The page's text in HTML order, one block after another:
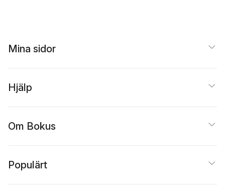
Mina sidor
Hjälp
Om Bokus
Populärt